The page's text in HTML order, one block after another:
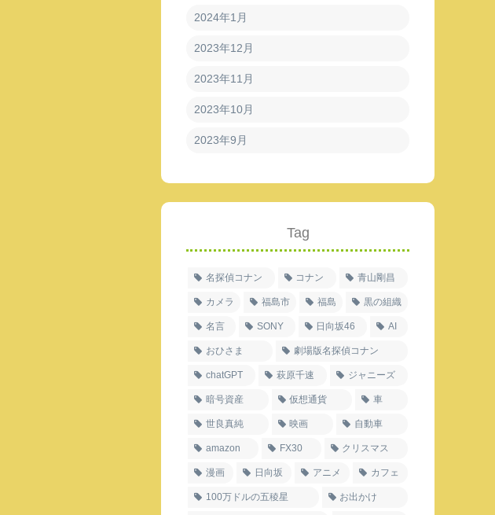
2024年1月
2023年12月
2023年11月
2023年10月
2023年9月
Tag
名探偵コナン コナン 青山剛昌
カメラ 福島市 福島 黒の組織
名言 SONY 日向坂46 AI
おひさま 劇場版名探偵コナン
chatGPT 萩原千速 ジャニーズ
暗号資産 仮想通貨 車
世良真純 映画 自動車
amazon FX30 クリスマス
漫画 日向坂 アニメ カフェ
100万ドルの五稜星 お出かけ